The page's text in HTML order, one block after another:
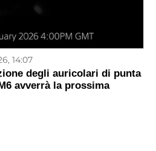
14:07
degli auricolari di punta
avverrà la prossima